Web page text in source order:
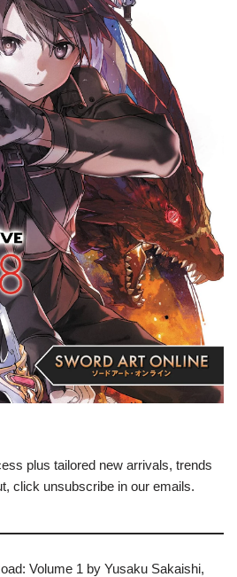
plus tailored new arrivals, trends
click unsubscribe in our emails.
Volume 1 by Yusaku Sakaishi,